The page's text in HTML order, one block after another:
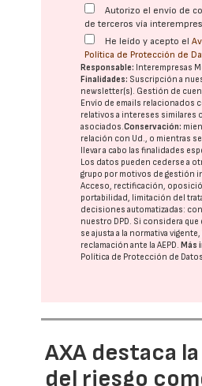
Autorizo el envío de
de terceros vía
He leído y acepto el
Política de Protección de
Responsable: Interempresas
Finalidades: Suscripción a
newsletter(s). Gestión de
Envío de emails relacionados
relativos a intereses similares o
asociados.Conservación:
relación con Ud., o mientras
llevar a cabo las finalidades
Los datos pueden cederse a
grupo por motivos de gestión
Acceso, rectificación,
portabilidad, limitación del
decisiones automatizadas:
nuestro DPD. Si considera
se ajusta a la normativa
reclamación ante laAEPD.Más
Política de Protección de Datos
AXA destaca
del riesgo